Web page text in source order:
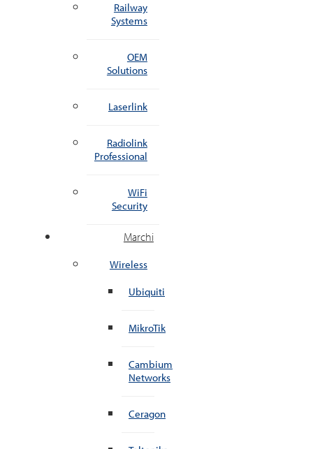
Railway
Systems
OEM
Solutions
Laserlink
Radiolink
Professional
WiFi
Security
Marchi
Wireless
Ubiquiti
MikroTik
Cambium
Networks
Ceragon